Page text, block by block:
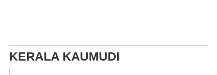
KERALA KAUMUDI